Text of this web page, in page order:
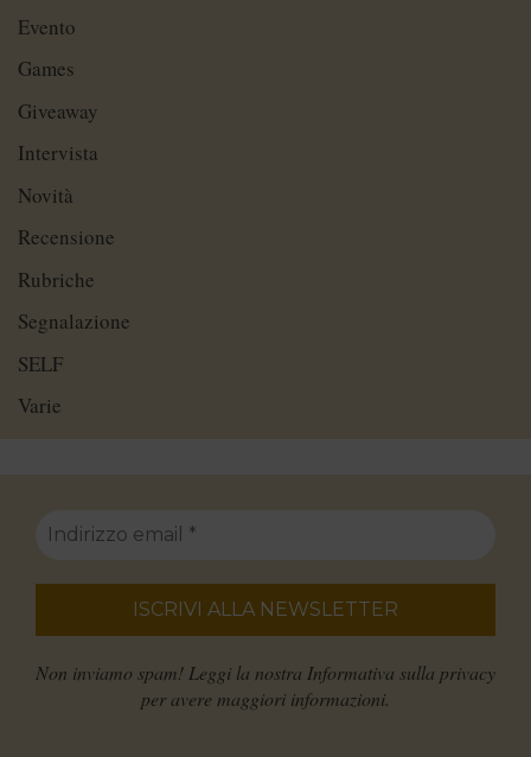
Evento
Games
Giveaway
Intervista
Novità
Recensione
Rubriche
Segnalazione
SELF
Varie
Non inviamo spam! Leggi la nostra Informativa sulla privacy
per avere maggiori informazioni.